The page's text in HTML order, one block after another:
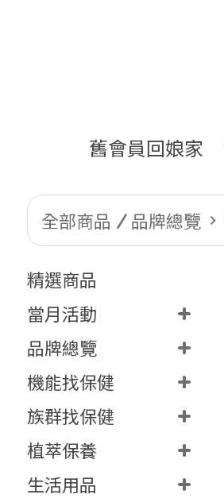
舊會員回娘家
全部商品 品牌總覽
精選商品
當月活動
品牌總覽
機能找保健
族群找保健
植萃保養
生活用品